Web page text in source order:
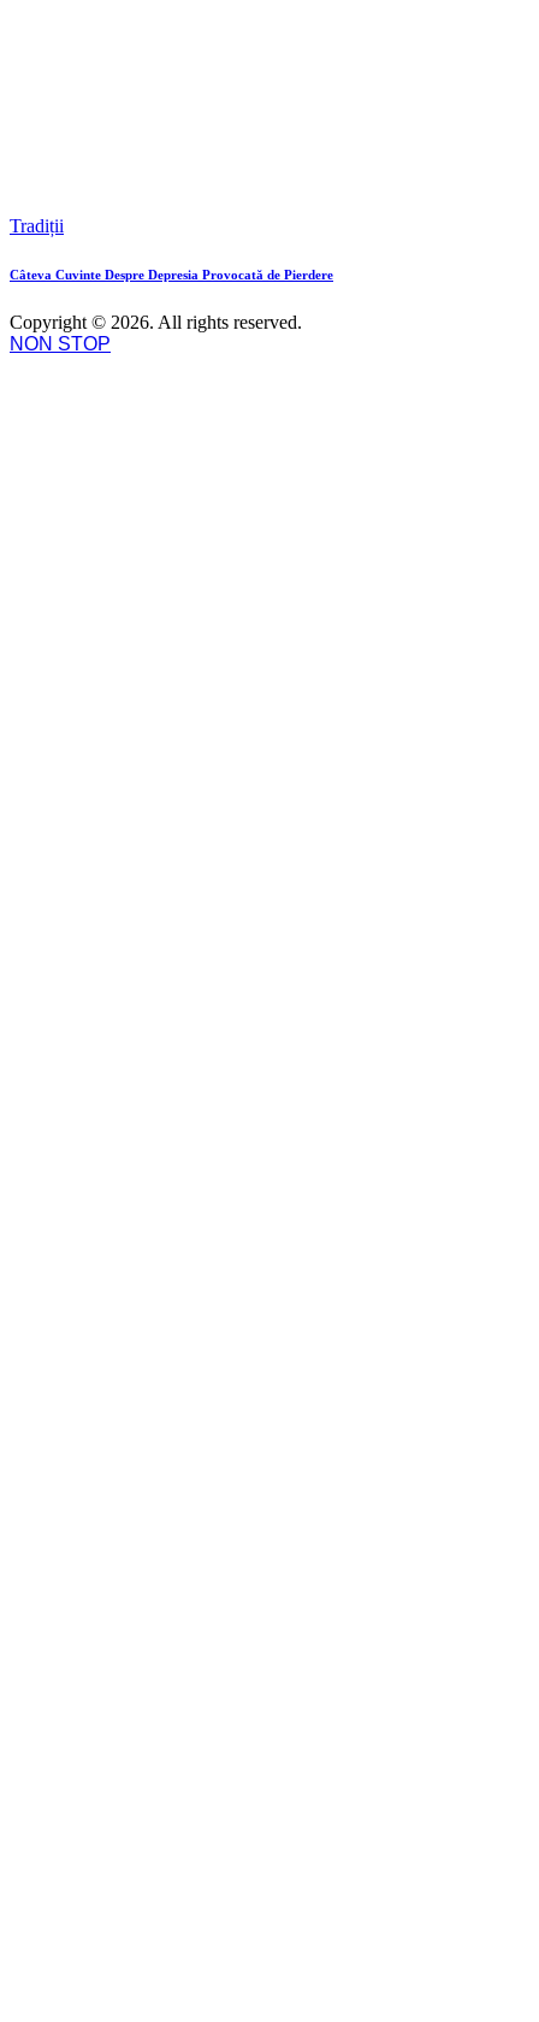
Tradiții
Câteva Cuvinte Despre Depresia Provocată de Pierdere
Copyright © 2026. All rights reserved.
NON STOP